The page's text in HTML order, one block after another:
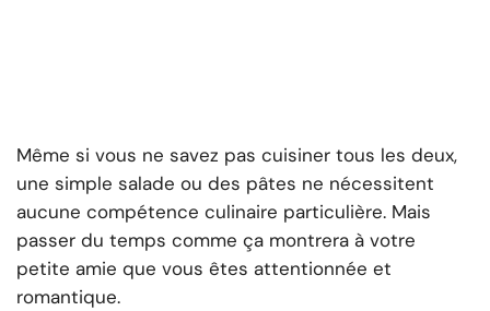
Même si vous ne savez pas cuisiner tous les deux,
une simple salade ou des pâtes ne nécessitent
aucune compétence culinaire particulière. Mais
passer du temps comme ça montrera à votre
petite amie que vous êtes attentionnée et
romantique.